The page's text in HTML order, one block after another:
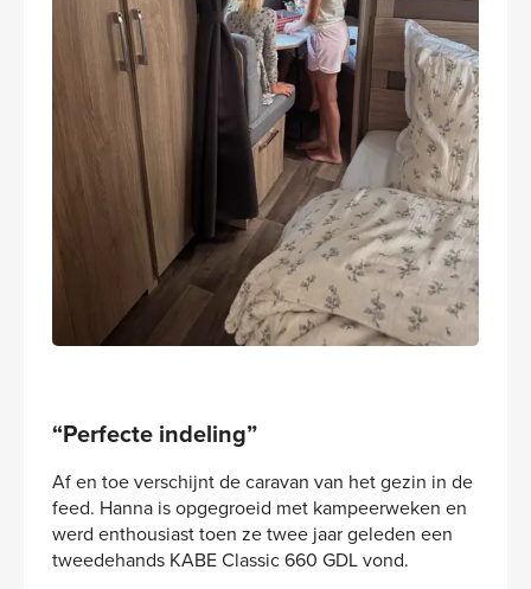
“Perfecte indeling”
Af en toe verschijnt de caravan van het gezin in de
feed. Hanna is opgegroeid met kampeerweken en
werd enthousiast toen ze twee jaar geleden een
tweedehands KABE Classic 660 GDL vond.